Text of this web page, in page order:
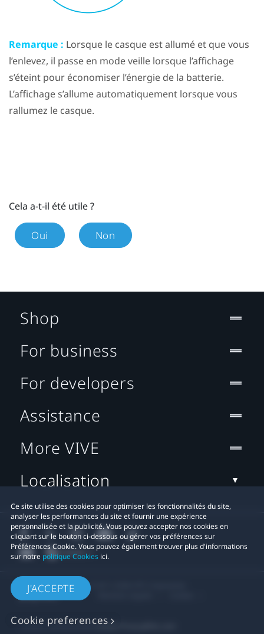
Remarque : Lorsque le casque est allumé et que vous
l’enlevez, il passe en mode veille lorsque l’affichage
s’éteint pour économiser l’énergie de la batterie.
L’affichage s’allume automatiquement lorsque vous
rallumez le casque.
Cela a-t-il été utile ?
Oui Non
Ce site utilise des cookies pour optimiser les fonctionnalités du site,
analyser les performances du site et fournir une expérience
personnalisée et la publicité. Vous pouvez accepter nos cookies en
cliquant sur le bouton ci-dessous ou gérer vos préférences sur
Préférences Cookie. Vous pouvez également trouver plus d'informations
sur notre politique Cookies ici.
J'ACCEPTE
Cookie preferences
Shop
For business
For developers
Assistance
More VIVE
Localisation
© 2011-2026 HTC Corporation
Contact confidentialité:Global-Privacy@htc.com